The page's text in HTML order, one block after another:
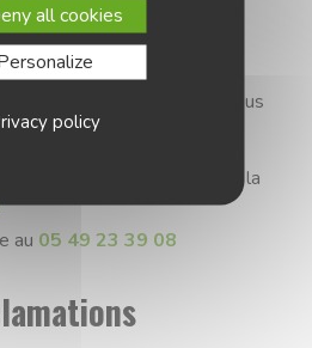
information, vous pouvez nous
du formulaire situé dans la
au 05 49 23 39 08
all cookies
policy